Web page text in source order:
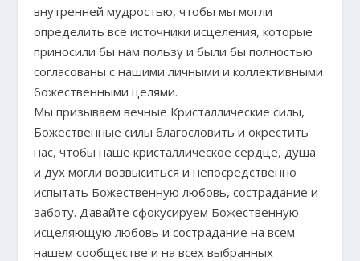
внутренней мудростью, чтобы мы могли
определить все источники исцеления, которые
приносили бы нам пользу и были бы полностью
согласованы с нашими личными и коллективными
божественными целями.
Мы призываем вечные Кристаллические силы,
Божественные силы благословить и окрестить
нас, чтобы наше кристаллическое сердце, душа
и дух могли возвыситься и непосредственно
испытать Божественную любовь, сострадание и
заботу. Давайте сфокусируем Божественную
исцеляющую любовь и сострадание на всем
нашем сообществе и на всех выбранных